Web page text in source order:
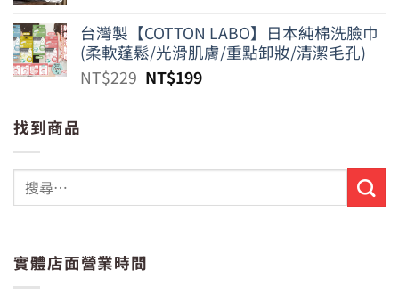
價
格：
NT$799。
價
格：
NT$650。
台灣製【COTTON LABO】日本純棉洗臉巾
(柔軟蓬鬆/光滑肌膚/重點卸妝/清潔毛孔)
NT$229 原
NT$199目
找到商品
實體店面營業時間